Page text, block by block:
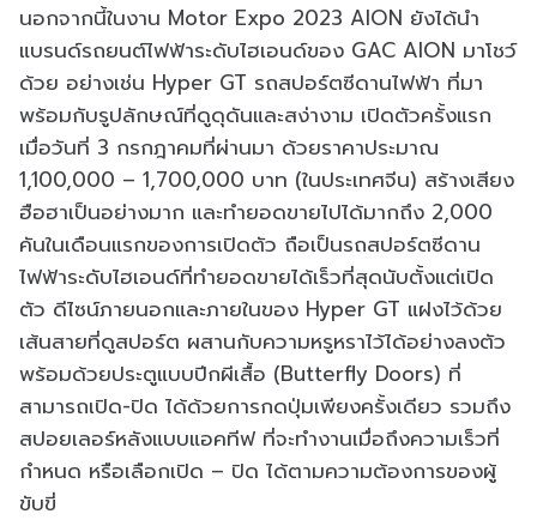
นอกจากนี้ในงาน Motor Expo 2023 AION ยังได้นำ
แบรนด์รถยนต์ไฟฟ้าระดับไฮเอนด์ของ GAC AION มาโชว์
ด้วย อย่างเช่น Hyper GT รถสปอร์ตซีดานไฟฟ้า ที่มา
พร้อมกับรูปลักษณ์ที่ดูดุดันและสง่างาม เปิดตัวครั้งแรก
เมื่อวันที่ 3 กรกฎาคมที่ผ่านมา ด้วยราคาประมาณ
1,100,000 – 1,700,000 บาท (ในประเทศจีน) สร้างเสียง
ฮือฮาเป็นอย่างมาก และทำยอดขายไปได้มากถึง 2,000
คันในเดือนแรกของการเปิดตัว ถือเป็นรถสปอร์ตซีดาน
ไฟฟ้าระดับไฮเอนด์ที่ทำยอดขายได้เร็วที่สุดนับตั้งแต่เปิด
ตัว ดีไซน์ภายนอกและภายในของ Hyper GT แฝงไว้ด้วย
เส้นสายที่ดูสปอร์ต ผสานกับความหรูหราไว้ได้อย่างลงตัว
พร้อมด้วยประตูแบบปีกผีเสื้อ (Butterfly Doors) ที่
สามารถเปิด-ปิด ได้ด้วยการกดปุ่มเพียงครั้งเดียว รวมถึง
สปอยเลอร์หลังแบบแอคทีฟ ที่จะทำงานเมื่อถึงความเร็วที่
กำหนด หรือเลือกเปิด – ปิด ได้ตามความต้องการของผู้
ขับขี่